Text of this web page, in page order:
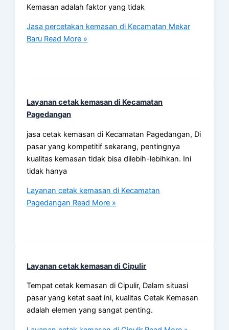
Kemasan adalah faktor yang tidak
Jasa percetakan kemasan di Kecamatan Mekar
Baru Read More »
Layanan cetak kemasan di Kecamatan
Pagedangan
jasa cetak kemasan di Kecamatan Pagedangan, Di
pasar yang kompetitif sekarang, pentingnya
kualitas kemasan tidak bisa dilebih-lebihkan. Ini
tidak hanya
Layanan cetak kemasan di Kecamatan
Pagedangan Read More »
Layanan cetak kemasan di Cipulir
Tempat cetak kemasan di Cipulir, Dalam situasi
pasar yang ketat saat ini, kualitas Cetak Kemasan
adalah elemen yang sangat penting.